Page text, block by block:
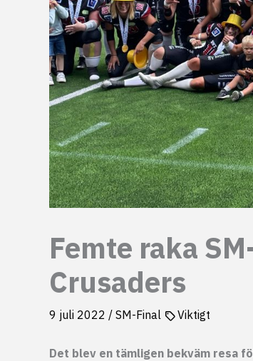
Femte raka
Crusaders
9 juli 2022 / SM-Final Viktigt
Det blev en tämligen bekväm resa